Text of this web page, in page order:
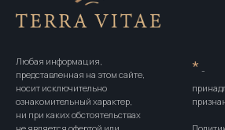
Любая информация,
представленная на этом сайте,
носит исключительно
ознакомительный характер,
ни при каких обстоятельствах
* -